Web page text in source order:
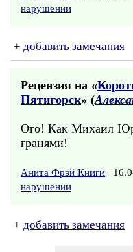
нарушении
+ добавить замечания
Рецензия на «
Пятигорск» (
Ого! Как Михаил
гранями!
Анита Фрэй Книги
нарушении
+ добавить замечания